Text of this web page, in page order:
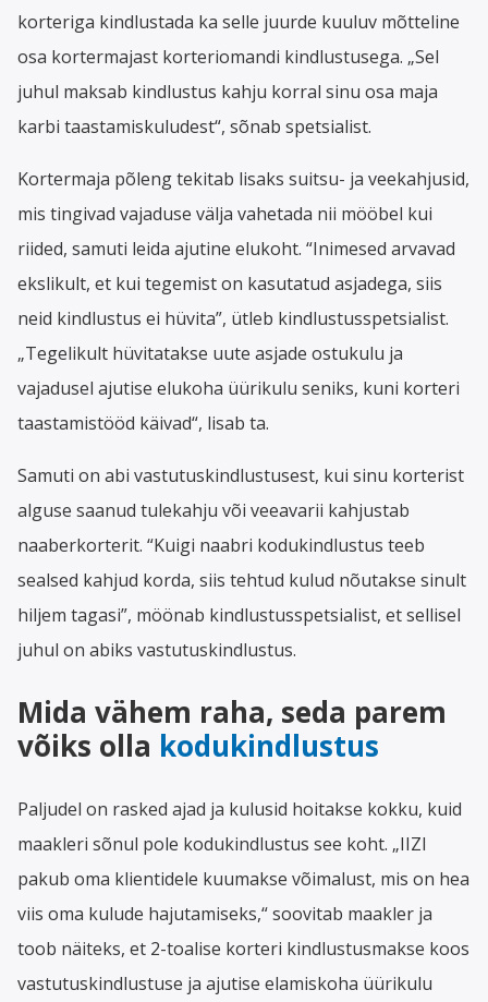
korteriga kindlustada ka selle juurde kuuluv mõtteline
osa kortermajast korteriomandi kindlustusega. „Sel
juhul maksab kindlustus kahju korral sinu osa maja
karbi taastamiskuludest“, sõnab spetsialist.
Kortermaja põleng tekitab lisaks suitsu- ja veekahjusid,
mis tingivad vajaduse välja vahetada nii mööbel kui
riided, samuti leida ajutine elukoht. “Inimesed arvavad
ekslikult, et kui tegemist on kasutatud asjadega, siis
neid kindlustus ei hüvita”, ütleb kindlustusspetsialist.
„Tegelikult hüvitatakse uute asjade ostukulu ja
vajadusel ajutise elukoha üürikulu seniks, kuni korteri
taastamistööd käivad“, lisab ta.
Samuti on abi vastutuskindlustusest, kui sinu korterist
alguse saanud tulekahju või veeavarii kahjustab
naaberkorterit. “Kuigi naabri kodukindlustus teeb
sealsed kahjud korda, siis tehtud kulud nõutakse sinult
hiljem tagasi”, möönab kindlustusspetsialist, et sellisel
juhul on abiks vastutuskindlustus.
Mida vähem raha, seda parem
võiks olla kodukindlustus
Paljudel on rasked ajad ja kulusid hoitakse kokku, kuid
maakleri sõnul pole kodukindlustus see koht. „IIZI
pakub oma klientidele kuumakse võimalust, mis on hea
viis oma kulude hajutamiseks,“ soovitab maakler ja
toob näiteks, et 2-toalise korteri kindlustusmakse koos
vastutuskindlustuse ja ajutise elamiskoha üürikulu